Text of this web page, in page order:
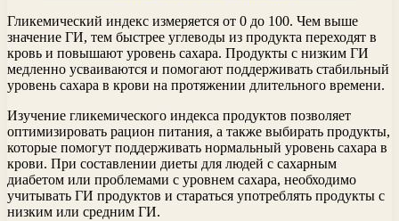
Гликемический индекс измеряется от 0 до 100. Чем выше
значение ГИ, тем быстрее углеводы из продукта переходят в
кровь и повышают уровень сахара. Продукты с низким ГИ
медленно усваиваются и помогают поддерживать стабильный
уровень сахара в крови на протяжении длительного времени.
Изучение гликемического индекса продуктов позволяет
оптимизировать рацион питания, а также выбирать продукты,
которые помогут поддерживать нормальный уровень сахара в
крови. При составлении диеты для людей с сахарным
диабетом или проблемами с уровнем сахара, необходимо
учитывать ГИ продуктов и стараться употреблять продукты с
низким или средним ГИ.